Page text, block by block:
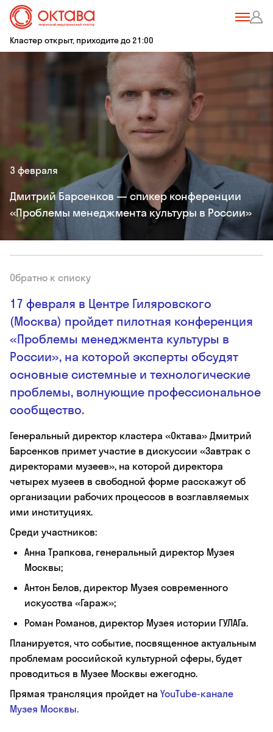
Кластер открыт, приходите до 21:00
3 февраля
Дмитрий Барсенков — спикер конференции
«Проблемы менеджмента культуры в России»
17 февраля в Центре Гиляровского
(Москва) пройдет пилотная конференция
«Проблемы менеджмента культуры в
России», на которой эксперты обсудят
основные системные и технологические
проблемы, волнующие профессиональное
сообщество.
Генеральный директор кластера «Октава» Дмитрий
Барсенков примет участие в дискуссии «Завтрак с
директорами музеев», на которой директора
четырех музеев в свободной форме расскажут об
организации рабочих процессов в возглавляемых
ими институциях.
Среди участников:
Анна Трапкова, генеральный директор Музея
Москвы;
Антон Белов, директор Музея современного
искусства «Гараж»;
Роман Романов, директор Музея истории ГУЛАГа.
Планируется, что событие, посвященное актуальным
проблемам российской культурной сферы, будет
проводиться в Музее Москвы ежегодно.
Прямая трансляция пройдет на YouTube-канале
Музея Москвы.
Обратно к списку